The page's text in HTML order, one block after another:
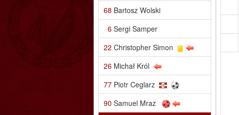
68 Bartosz Wolski
6 Sergi Samper
22 Christopher Simon
26 Michał Król
77 Piotr Ceglarz
90 Samuel Mraz